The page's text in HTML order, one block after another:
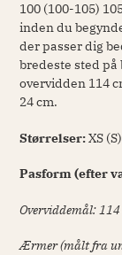
100 (100-105)
inden du
der passer dig
bredeste sted på
overvidden 114
24cm.
Størrelser:XS
Pasform (efter
Overviddemål:
Ærmer (målt fra